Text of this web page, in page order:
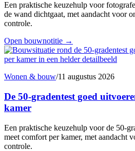
Een praktische keuzehulp voor
de wand dichtgaat, met aandacht voor
controle.
Open bouwnotitie →
Wonen & bouw/11 augustus 2026
De 50-gradentest goed
kamer
Een praktische keuzehulp voor de 50-
meet comfort per kamer, met aandacht
controle.